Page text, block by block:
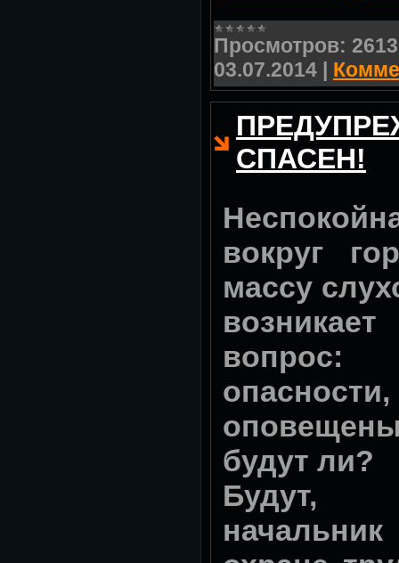
Просмотров: 2613
03.07.2014 |
СПАСЕН!
вокруг
массу
будут ли?
Будут,